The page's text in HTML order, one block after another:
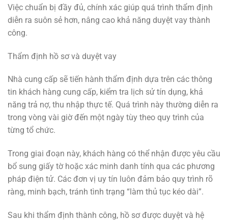
Việc chuẩn bị đầy đủ, chính xác giúp quá trình thẩm định
diễn ra suôn sẻ hơn, nâng cao khả năng duyệt vay thành
công.
Thẩm định hồ sơ và duyệt vay
Nhà cung cấp sẽ tiến hành thẩm định dựa trên các thông
tin khách hàng cung cấp, kiểm tra lịch sử tín dụng, khả
năng trả nợ, thu nhập thực tế. Quá trình này thường diễn ra
trong vòng vài giờ đến một ngày tùy theo quy trình của
từng tổ chức.
Trong giai đoạn này, khách hàng có thể nhận được yêu cầu
bổ sung giấy tờ hoặc xác minh danh tính qua các phương
pháp điện tử. Các đơn vị uy tín luôn đảm bảo quy trình rõ
ràng, minh bạch, tránh tình trạng “làm thủ tục kéo dài”.
Sau khi thẩm định thành công, hồ sơ được duyệt và hệ